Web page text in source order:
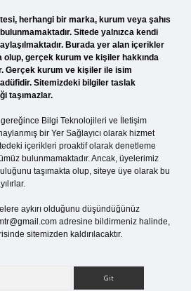
herhangi bir marka, kurum veya şahıs
Sitede yalnızca kendi
Burada yer alan içerikler
olup, gerçek kurum ve kişiler hakkında
Gerçek kurum ve kişiler ile isim
Sitemizdeki bilgiler taslak
taşımazlar.
gereğince Bilgi Teknolojileri ve İletişim
bir Yer Sağlayıcı olarak hizmet
içerikleri proaktif olarak denetleme
bulunmamaktadır. Ancak, üyelerimiz
taşımakta olup, siteye üye olarak bu
aykırı olduğunu düşündüğünüz
adresine bildirmeniz halinde,
sitemizden kaldırılacaktır.